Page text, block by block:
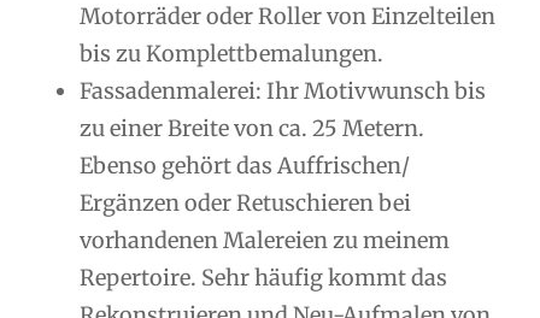
Motorräder oder Roller von Einzelteilen
bis zu Komplettbemalungen.
Fassadenmalerei: Ihr Motivwunsch bis
zu einer Breite von ca. 25 Metern.
Ebenso gehört das Auffrischen/
Ergänzen oder Retuschieren bei
vorhandenen Malereien zu meinem
Repertoire. Sehr häufig kommt das